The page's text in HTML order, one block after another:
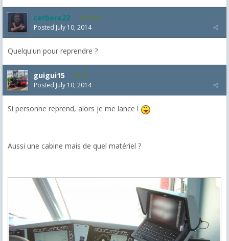
cerbere22 4,385
Posted July 10, 2014
Quelqu'un pour reprendre ?
guigui15 49
Posted July 10, 2014
Si personne reprend, alors je me lance !
Aussi une cabine mais de quel matériel ?